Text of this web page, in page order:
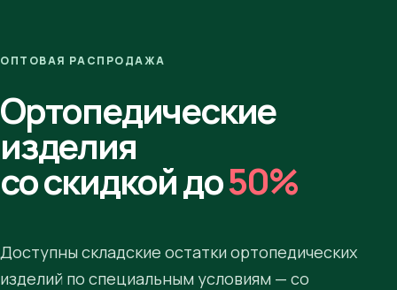
ОПТОВАЯ РАСПРОДАЖА
Ортопедические
изделия
со скидкой до50%
Доступны складские остатки ортопедических
изделий по специальным условиям — со